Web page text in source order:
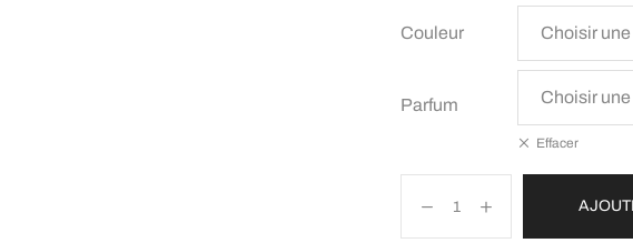
Couleur
Parfum
Effacer